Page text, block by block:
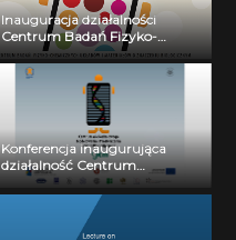
Inauguracja działalności
Centrum Badań Fizyko-
Chemicznych Układów i
Materiałów o Znaczeniu
Biologicznym: dr Bohdan
Konferencja inaugurująca
działalność Centrum
Wielkoskalowego Modelowania
i Przetwarzania Danych
Biomedycznych: Prof. dr hab.